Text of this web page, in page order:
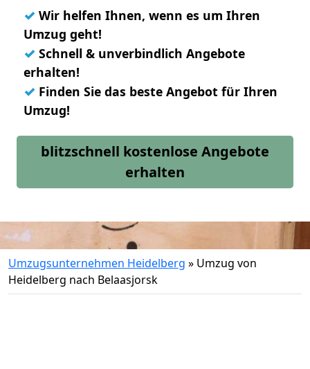
✓ Wir helfen Ihnen, wenn es um Ihren
Umzug geht!
✓ Schnell & unverbindlich Angebote
erhalten!
✓ Finden Sie das beste Angebot für Ihren
Umzug!
blitzschnell kostenlose Angebote
erhalten
Umzugsunternehmen Heidelberg » Umzug von
Heidelberg nach Belaasjorsk